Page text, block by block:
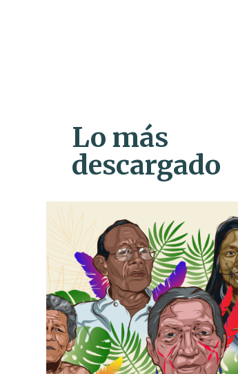
Lo más
descargado